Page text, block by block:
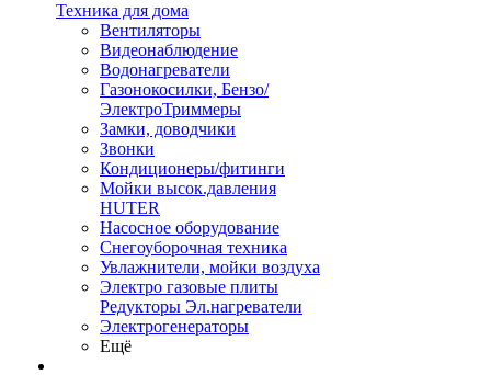
Техника для дома
Вентиляторы
Видеонаблюдение
Водонагреватели
Газонокосилки, Бензо/
ЭлектроТриммеры
Замки, доводчики
Звонки
Кондиционеры/фитинги
Мойки высок.давления
HUTER
Насосное оборудование
Снегоуборочная техника
Увлажнители, мойки воздуха
Электро газовые плиты
Редукторы Эл.нагреватели
Электрогенераторы
Ещё